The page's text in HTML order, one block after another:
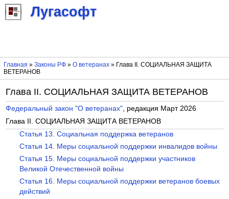
Лугасофт
Главная » Законы РФ» О ветеранах» Глава II. СОЦИАЛЬНАЯ ЗАЩИТА
ВЕТЕРАНОВ
Глава II. СОЦИАЛЬНАЯ ЗАЩИТА ВЕТЕРАНОВ
Федеральный закон "О ветеранах", редакция Март 2026
Глава II. СОЦИАЛЬНАЯ ЗАЩИТА ВЕТЕРАНОВ
Статья 13. Социальная поддержка ветеранов
Статья 14. Меры социальной поддержки инвалидов войны
Статья 15. Меры социальной поддержки участников
Великой Отечественной войны
Статья 16. Меры социальной поддержки ветеранов боевых
действий